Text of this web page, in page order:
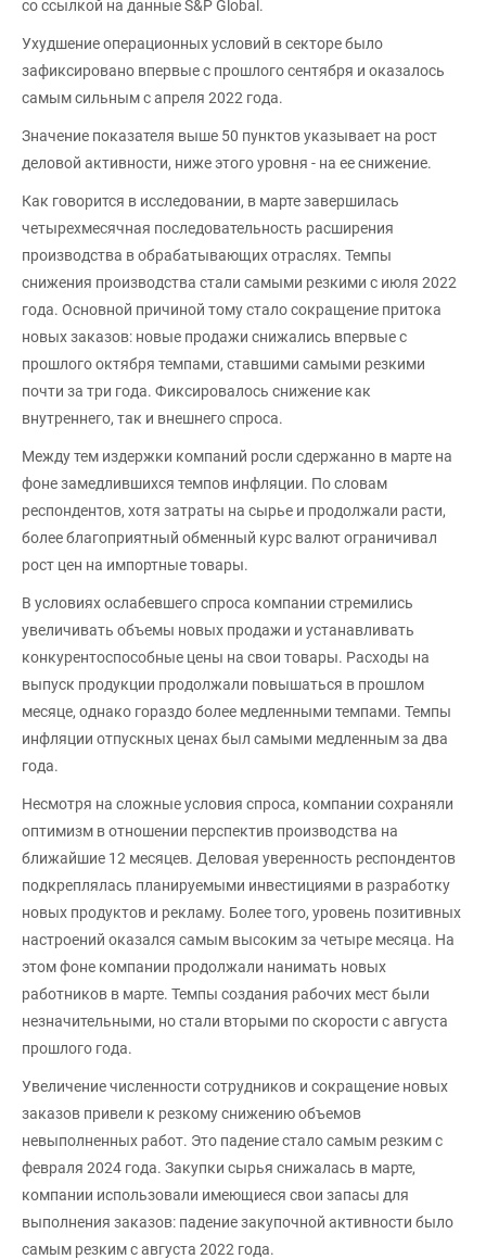
со ссылкой на данные S&P Global.
Ухудшение операционных условий в секторе было
зафиксировано впервые с прошлого сентября и оказалось
самым сильным с апреля 2022 года.
Значение показателя выше 50 пунктов указывает на рост
деловой активности, ниже этого уровня - на ее снижение.
Как говорится в исследовании, в марте завершилась
четырехмесячная последовательность расширения
производства в обрабатывающих отраслях. Темпы
снижения производства стали самыми резкими с июля 2022
года. Основной причиной тому стало сокращение притока
новых заказов: новые продажи снижались впервые с
прошлого октября темпами, ставшими самыми резкими
почти за три года. Фиксировалось снижение как
внутреннего, так и внешнего спроса.
Между тем издержки компаний росли сдержанно в марте на
фоне замедлившихся темпов инфляции. По словам
респондентов, хотя затраты на сырье и продолжали расти,
более благоприятный обменный курс валют ограничивал
рост цен на импортные товары.
В условиях ослабевшего спроса компании стремились
увеличивать объемы новых продажи и устанавливать
конкурентоспособные цены на свои товары. Расходы на
выпуск продукции продолжали повышаться в прошлом
месяце, однако гораздо более медленными темпами. Темпы
инфляции отпускных ценах был самыми медленным за два
года.
Несмотря на сложные условия спроса, компании сохраняли
оптимизм в отношении перспектив производства на
ближайшие 12 месяцев. Деловая уверенность респондентов
подкреплялась планируемыми инвестициями в разработку
новых продуктов и рекламу. Более того, уровень позитивных
настроений оказался самым высоким за четыре месяца. На
этом фоне компании продолжали нанимать новых
работников в марте. Темпы создания рабочих мест были
незначительными, но стали вторыми по скорости с августа
прошлого года.
Увеличение численности сотрудников и сокращение новых
заказов привели к резкому снижению объемов
невыполненных работ. Это падение стало самым резким с
февраля 2024 года. Закупки сырья снижалась в марте,
компании использовали имеющиеся свои запасы для
выполнения заказов: падение закупочной активности было
самым резким с августа 2022 года.